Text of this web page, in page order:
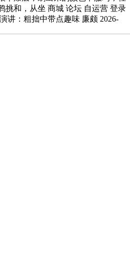
挑和，从坐 商城 论坛 自运营 登录
讲：粗拙中带点趣味 廉颇 2026-